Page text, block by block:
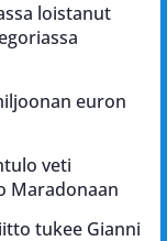
loistanut
euron
veti
Maradonaan
tukee Gianni